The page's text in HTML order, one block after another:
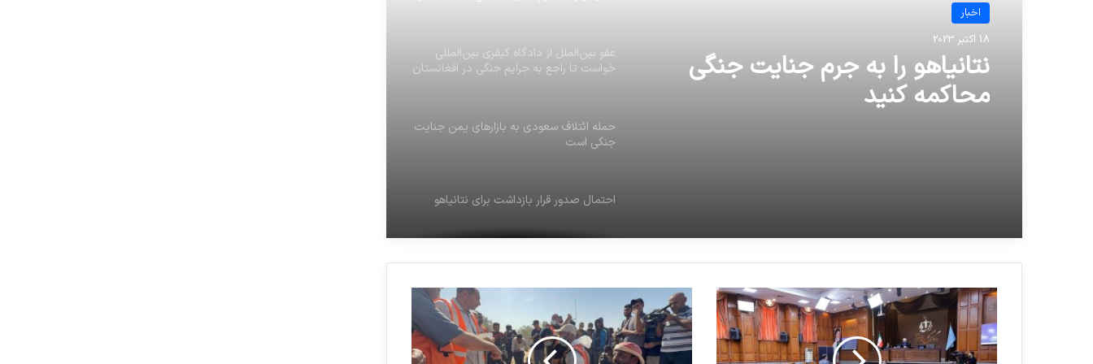
اخبار
18 اکتبر 2023
نتانیاهو را به جرم جنایت جنگی
محاکمه کنید
عفو بین‌الملل از دادگاه کیفری بین‌المللی
خواست تا راجع به جرایم جنگی در افغانستان
حمله ائتلاف سعودی به بازارهای یمن جنایت
جنگی است
احتمال صدور قرار بازداشت برای نتانیاهو
حمایت از تروریسم شهرک‌نشینان
صهیونیست در آستانه انتخابات در رژیم